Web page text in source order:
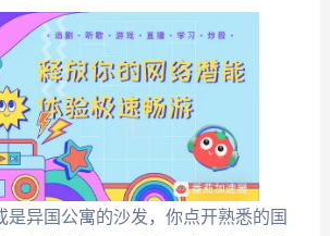
是异国公寓的沙发，你点开熟悉的国